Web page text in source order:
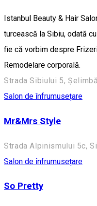
Istanbul Beauty & Hair
turcească la Sibiu, odată
fie că vorbim despre
Remodelare corporală.
Strada Sibiului 5,
Salon de înfrumusețare
Mr&Mrs Style
Strada Alpinismului 5c,
Salon de înfrumusețare
So Pretty